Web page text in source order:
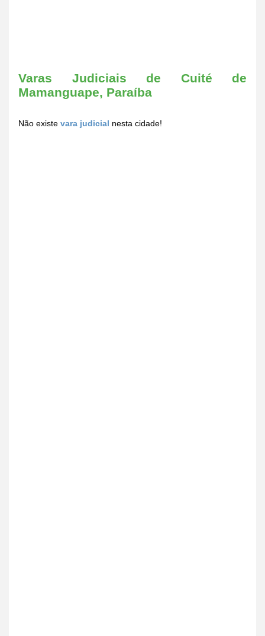
Varas Judiciais de Cuité de
Mamanguape, Paraíba
Não existe vara judicial nesta cidade!